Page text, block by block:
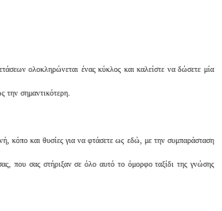
ολοκληρώνεται ένας κύκλος και καλείστε να δώσετε μία
την σημαντικότερη.
κόπο και θυσίες για να φτάσετε ως εδώ, με την συμπαράσταση
που σας στήριξαν σε όλο αυτό το όμορφο ταξίδι της γνώσης